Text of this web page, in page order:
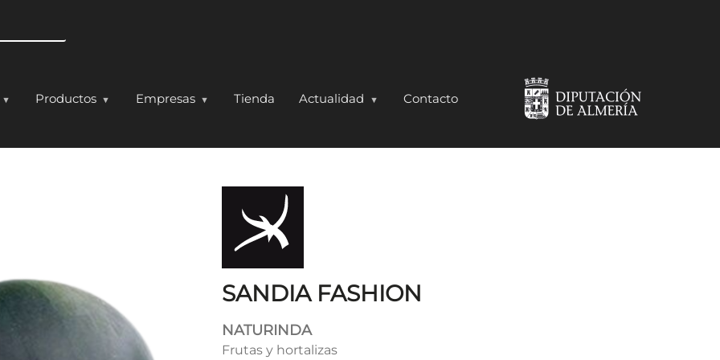
Productos Empresas Tienda Actualidad Contacto
SANDIA FASHION
NATURINDA
Frutas y hortalizas